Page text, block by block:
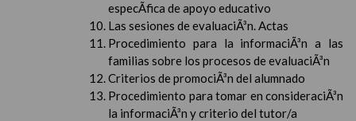
especÃ­fica de apoyo educativo
Las sesiones de evaluaciÃ³n. Actas
Procedimiento para la informaciÃ³n a las
familias sobre los procesos de evaluaciÃ³n
Criterios de promociÃ³n del alumnado
Procedimiento para tomar en consideraciÃ³n
la informaciÃ³n y criterio del tutor/a